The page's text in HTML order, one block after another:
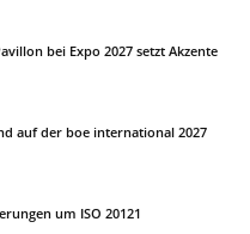
bei Expo 2027 setzt Akzente
auf der boe international 2027
um ISO 20121